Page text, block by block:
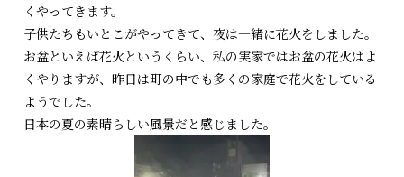
くやってきます。
子供たちもいとこがやってきて、夜は一緒に花火をしました。
お盆といえば花火というくらい、私の実家ではお盆の花火はよ
くやりますが、昨日は町の中でも多くの家庭で花火をしている
ようでした。
日本の夏の素晴らしい風景だと感じました。